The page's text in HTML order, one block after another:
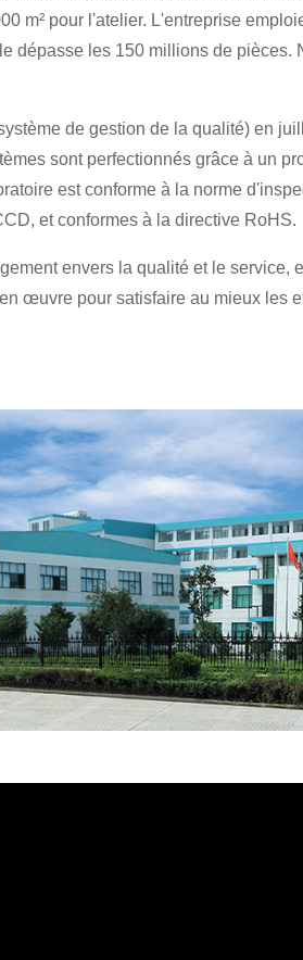
m² pour l'atelier. L'entreprise
dépasse les 150 millions de pièces.
de gestion de la qualité) en
sont perfectionnés grâce à un
est conforme à la norme
et conformes à la directive RoHS.
envers la qualité et le service,
œuvre pour satisfaire au mieux les